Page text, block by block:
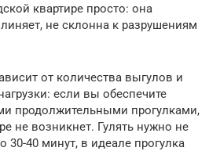
квартире просто: она
не склонна к разрушениям
от количества выгулов и
если вы обеспечите
продолжительными прогулками,
не возникнет. Гулять нужно не
30-40 минут, в идеале прогулка